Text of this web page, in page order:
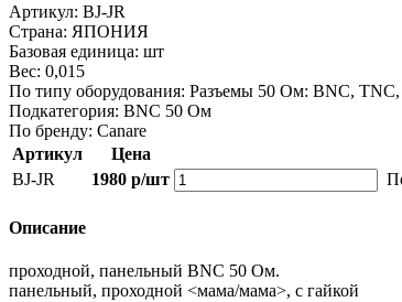
Артикул: BJ-JR
Страна: ЯПОНИЯ
Базовая единица: шт
Вес: 0,015
По типу оборудования: Разъемы 50 Ом: BNC,
Подкатегория: BNC 50 Ом
По бренду: Canare
Артикул
Цена
BJ-JR
1980 р/шт
Описание
проходной, панельный BNC 50 Ом.
панельный, проходной <мама/мама>, с гайкой